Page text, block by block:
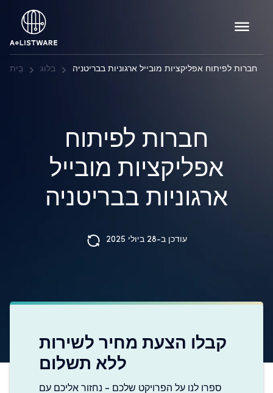
בַּיִת בלוג חברות לפיתוח אפליקציות מובייל ארגוניות בבריטניה
חברות לפיתוח
אפליקציות מובייל
ארגוניות בבריטניה
עודכן ב-28 ביולי 2025
קבלו הצעת מחיר לשירות
ללא תשלום
ספרו לנו על הפרויקט שלכם - נחזור אליכם עם